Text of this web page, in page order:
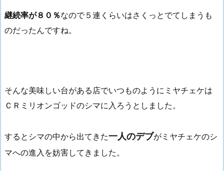
継続率が８０％なので５連くらいはさくっとでてしまうも
のだったんですね。
そんな美味しい台がある店でいつものようにミヤチェケは
ＣＲミリオンゴッドのシマに入ろうとしました。
するとシマの中から出てきた一人のデブがミヤチェケのシ
マへの進入を妨害してきました。